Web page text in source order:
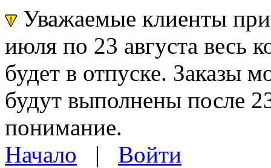
Уважаемые клиенты
июля по 23 августа весь
будет в отпуске. Заказы
будут выполнены после
понимание.
Начало | Войти